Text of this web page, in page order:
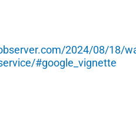
2024/08/18/
#google_vignette